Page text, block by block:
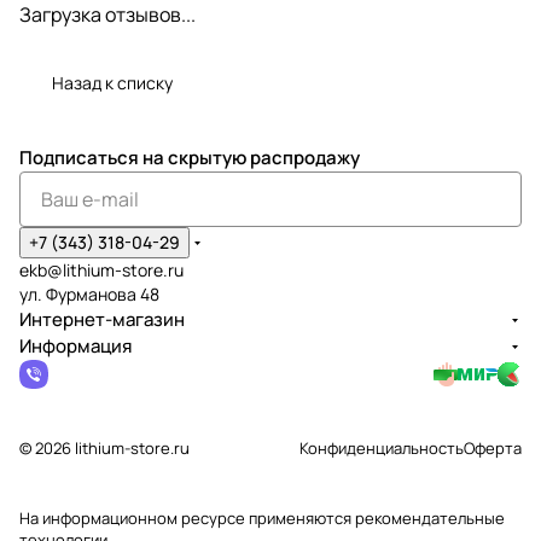
Загрузка отзывов...
Назад к списку
Подписаться на скрытую распродажу
+7 (343) 318-04-29
ekb@lithium-store.ru
ул. Фурманова 48
Интернет-магазин
Информация
© 2026 lithium-store.ru КонфиденциальностьОферта
На информационном ресурсе применяютсярекомендательные